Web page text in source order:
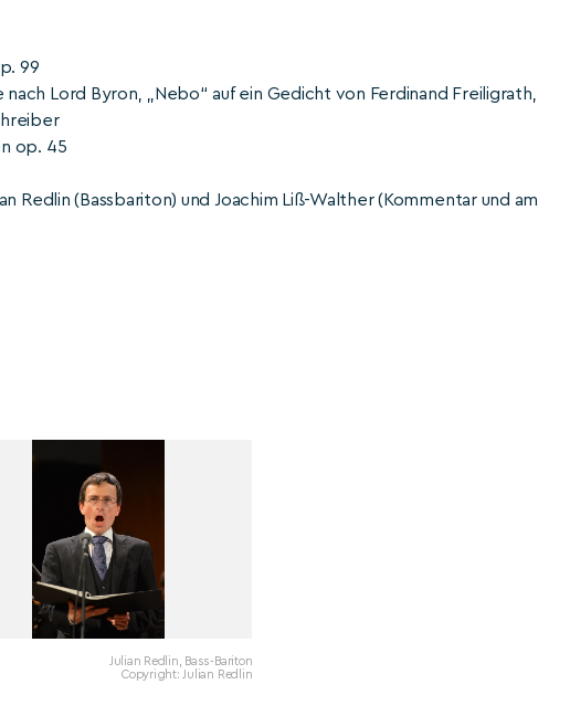
99
Lord Byron, „Nebo“ auf ein Gedicht von Ferdinand Freiligrath,
op. 45
Redlin (Bassbariton) und Joachim Liß-Walther (Kommentar und am
Julian Redlin, Bass-Bariton
Copyright: Julian Redlin